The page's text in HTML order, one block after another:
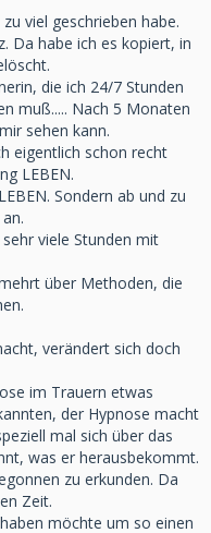
viel geschrieben habe.
Da habe ich es kopiert, in
die ich 24/7 Stunden
muß..... Nach 5 Monaten
sehen kann.
eigentlich schon recht
LEBEN.
Sondern ab und zu
viele Stunden mit
über Methoden, die
verändert sich doch
im Trauern etwas
der Hypnose macht
mal sich über das
was er herausbekommt.
zu erkunden. Da
Zeit.
möchte um so einen